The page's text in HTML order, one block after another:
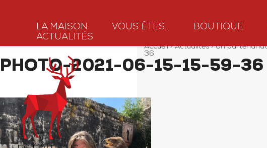
LA MAISON VOUS ÊTES… BOUTIQUE
ACTUALITÉS
Accueil>Actualités>Un partenariat
36
PHOTO-2021-06-15-15-59-36